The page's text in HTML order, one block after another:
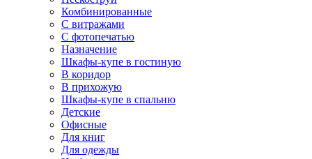
Комбинированные
С витражами
С фотопечатью
Назначение
Шкафы-купе в гостиную
В коридор
В прихожую
Шкафы-купе в спальню
Детские
Офисные
Для книг
Для одежды